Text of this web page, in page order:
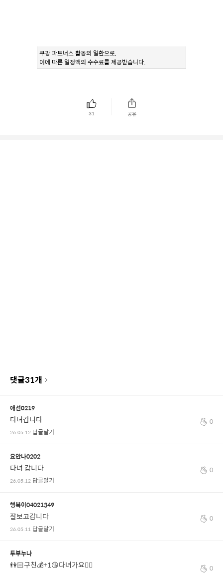
쿠팡 파트너스 활동의 일환으로,
이에 따른 일정액의 수수료를 제공받습니다.
31 공유
댓글31개
애선0219
다녀갑니다
26.05.12 답글달기
0
요안나0202
다녀 갑니다
26.05.12 답글달기
0
행복이04021349
잘보고갑니다
26.05.11 답글달기
0
두부누나
👫🏻구친💰+1😘다녀가요🚶‍♀️ 0